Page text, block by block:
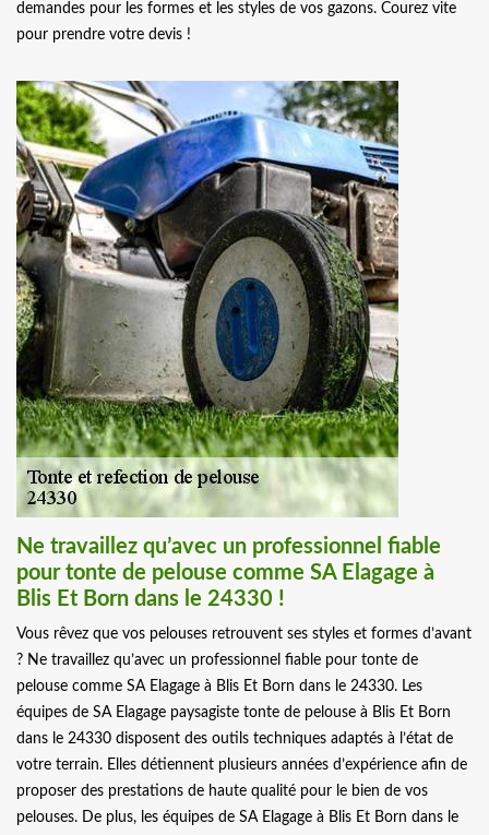
demandes pour les formes et les styles de vos gazons. Courez vite
pour prendre votre devis !
Ne travaillez qu’avec un professionnel fiable
pour tonte de pelouse comme SA Elagage à
Blis Et Born dans le 24330 !
Vous rêvez que vos pelouses retrouvent ses styles et formes d’avant
? Ne travaillez qu’avec un professionnel fiable pour tonte de
pelouse comme SA Elagage à Blis Et Born dans le 24330. Les
équipes de SA Elagage paysagiste tonte de pelouse à Blis Et Born
dans le 24330 disposent des outils techniques adaptés à l’état de
votre terrain. Elles détiennent plusieurs années d’expérience afin de
proposer des prestations de haute qualité pour le bien de vos
pelouses. De plus, les équipes de SA Elagage à Blis Et Born dans le